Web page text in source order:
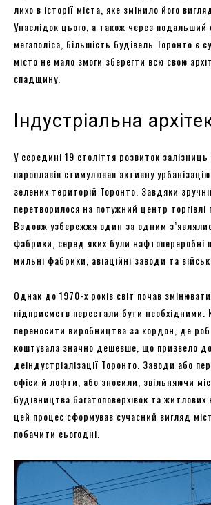
лихо в історії міста, яке змінило його
Унаслідок цього, а також через подальший
мегаполіса, більшість будівель Торонто є
місто не мало змоги зберегти всю свою
спадщину.
Індустріальна
У середині 19 століття розвиток залізниць
пароплавів стимулював активну
зелених територій Торонто. Завдяки
перетворилося на потужний центр торгівлі
Вздовж узбережжя один за одним
фабрики, серед яких були нафтопереробні
мильні фабрики, авіаційні заводи та
Однак до 1970-х років світ почав
підприємств перестали бути необхідними.
переносити виробництва за кордон, де
коштувала значно дешевше, що призвело
деіндустріалізації Торонто. Заводи або
офіси й лофти, або зносили, звільняючи
будівництва багатоповерхівок та житлових
цей процес сформував сучасний вигляд
побачити сьогодні.